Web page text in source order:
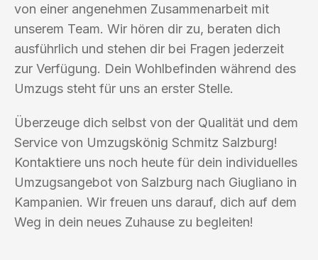
von einer angenehmen Zusammenarbeit mit
unserem Team. Wir hören dir zu, beraten dich
ausführlich und stehen dir bei Fragen jederzeit
zur Verfügung. Dein Wohlbefinden während des
Umzugs steht für uns an erster Stelle.
Überzeuge dich selbst von der Qualität und dem
Service von Umzugskönig Schmitz Salzburg!
Kontaktiere uns noch heute für dein individuelles
Umzugsangebot von Salzburg nach Giugliano in
Kampanien. Wir freuen uns darauf, dich auf dem
Weg in dein neues Zuhause zu begleiten!